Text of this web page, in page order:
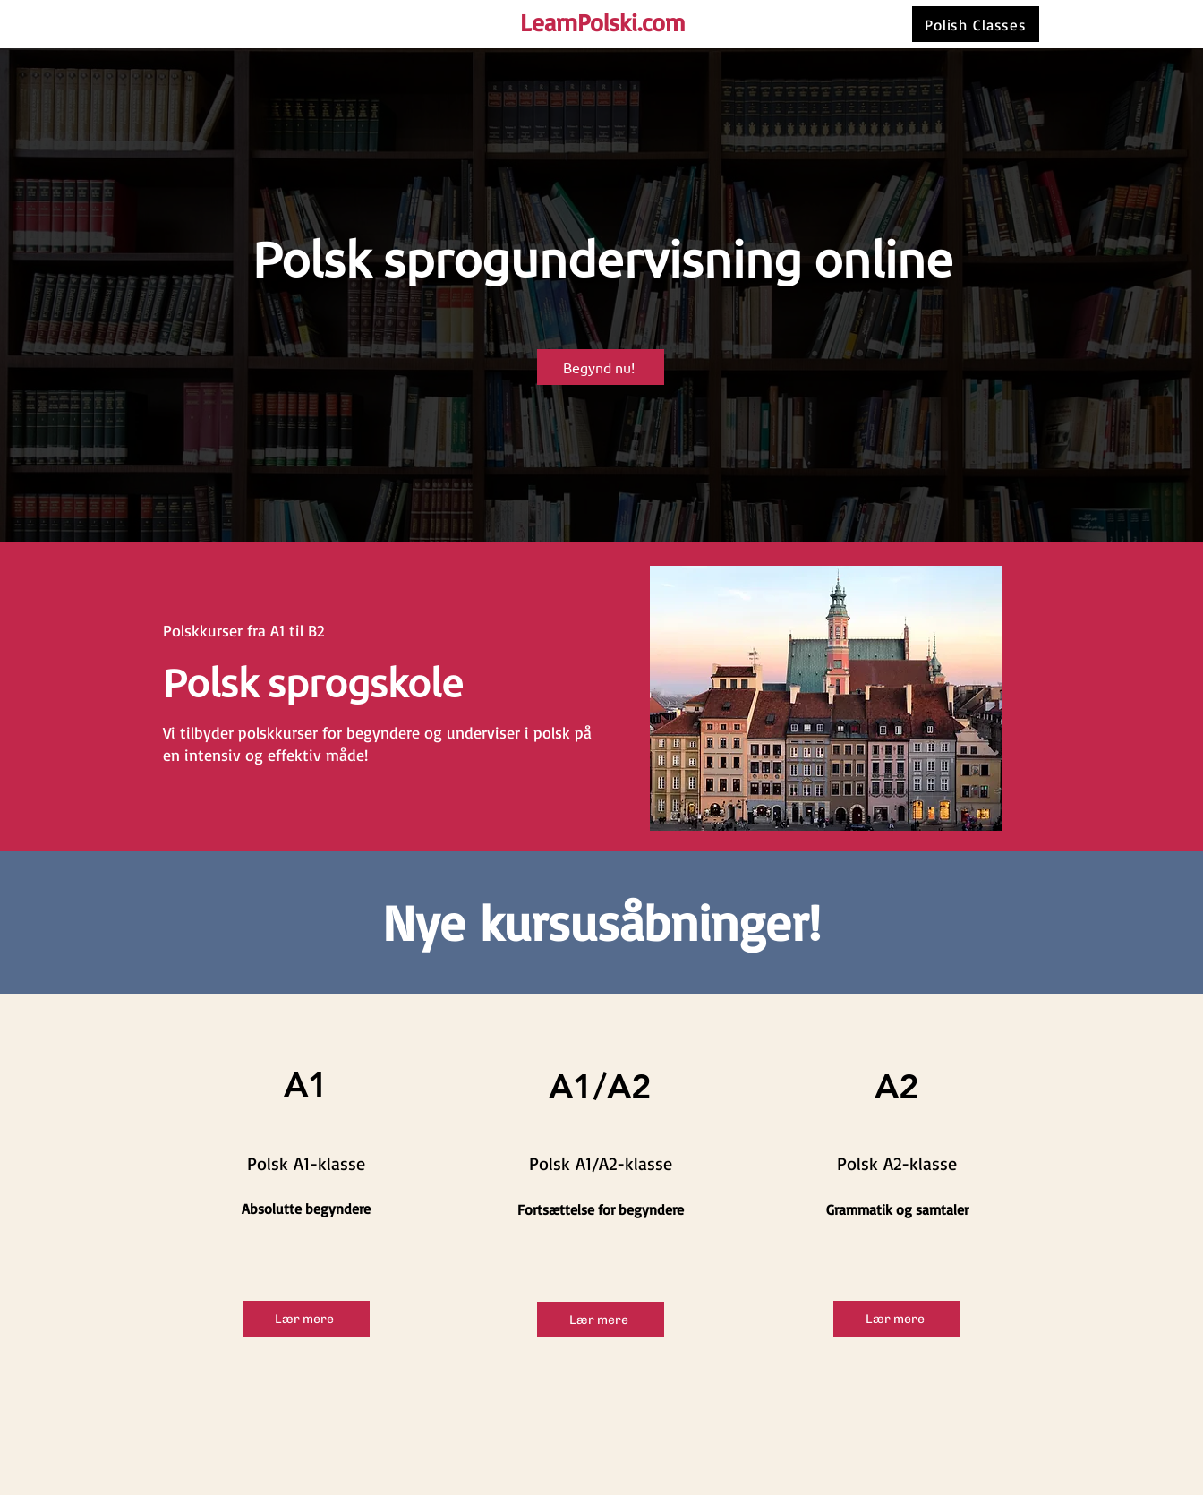
LearnPolski.com Polish Classes
Polsk sprogundervisning online
Begynd nu!
Polskkurser fra A1 til B2
Polsk sprogskole
Vi tilbyder polskkurser for begyndere og underviser i polsk på
en intensiv og effektiv måde!
Nye kursusåbninger!
A1
Polsk A1-klasse
Absolutte begyndere
Lær mere
A1/A2
Polsk A1/A2-klasse
Fortsættelse for begyndere
Lær mere
A2
Polsk A2-klasse
Grammatik og samtaler
Lær mere